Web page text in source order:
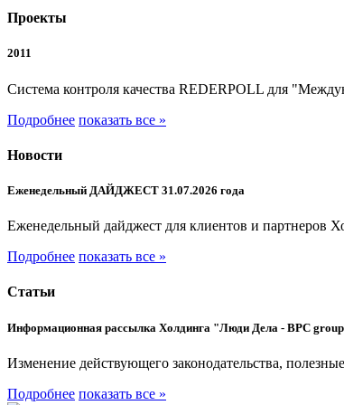
Проекты
2011
Система контроля качества REDERPOLL для
Подробнее показать все »
Новости
Еженедельный ДАЙДЖЕСТ 31.07.2026 года
Еженедельный дайджест для клиентов и партнеров
Подробнее показать все »
Статьи
Информационная рассылка Холдинга "Люди Дела - BPC
Изменение действующего законодательства,
Подробнее показать все »